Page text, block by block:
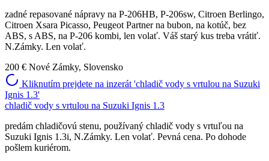
zadné repasované nápravy na P-206HB, P-206sw, Citroen Berlingo,
Citroen Xsara Picasso, Peugeot Partner na bubon, na kotúč, bez
ABS, s ABS, na P-206 kombi, len volať. Váš starý kus treba vrátiť.
N.Zámky. Len volať.
200 € Nové Zámky, Slovensko
Kliknutím prejdete na inzerát 'chladič vody s vrtulou na Suzuki
Ignis 1.3'
chladič vody s vrtulou na Suzuki Ignis 1.3
predám chladičovú stenu, používaný chladič vody s vrtuľou na
Suzuki Ignis 1.3i, N.Zámky. Len volať. Pevná cena. Po dohode
pošlem kuriérom.